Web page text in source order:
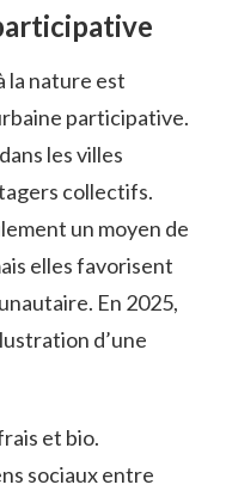
la nature est
participative.
les villes
collectifs.
un moyen de
elles favorisent
En 2025,
d’une
et bio.
sociaux entre